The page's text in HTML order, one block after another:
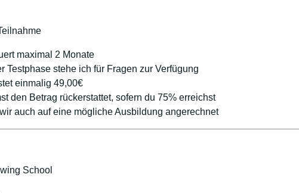
maximal 2 Monate
Testphase stehe ich für Fragen zur Verfügung
einmalig 49,00€
den Betrag rückerstattet, sofern du 75% erreichst
auch auf eine mögliche Ausbildung angerechnet
School